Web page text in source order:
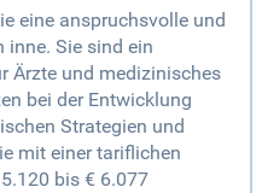
eine anspruchsvolle und
Sie sind ein
Ärzte und medizinisches
bei der Entwicklung
Strategien und
mit einer tariflichen
bis € 6.077